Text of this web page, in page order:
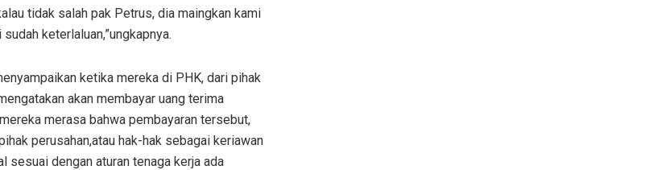
tidak salah pak Petrus, dia maingkan kami
keterlaluan,”ungkapnya.
ketika mereka di PHK, dari pihak
akan membayar uang terima
merasa bahwa pembayaran tersebut,
perusahan,atau hak-hak sebagai keriawan
sesuai dengan aturan tenaga kerja ada